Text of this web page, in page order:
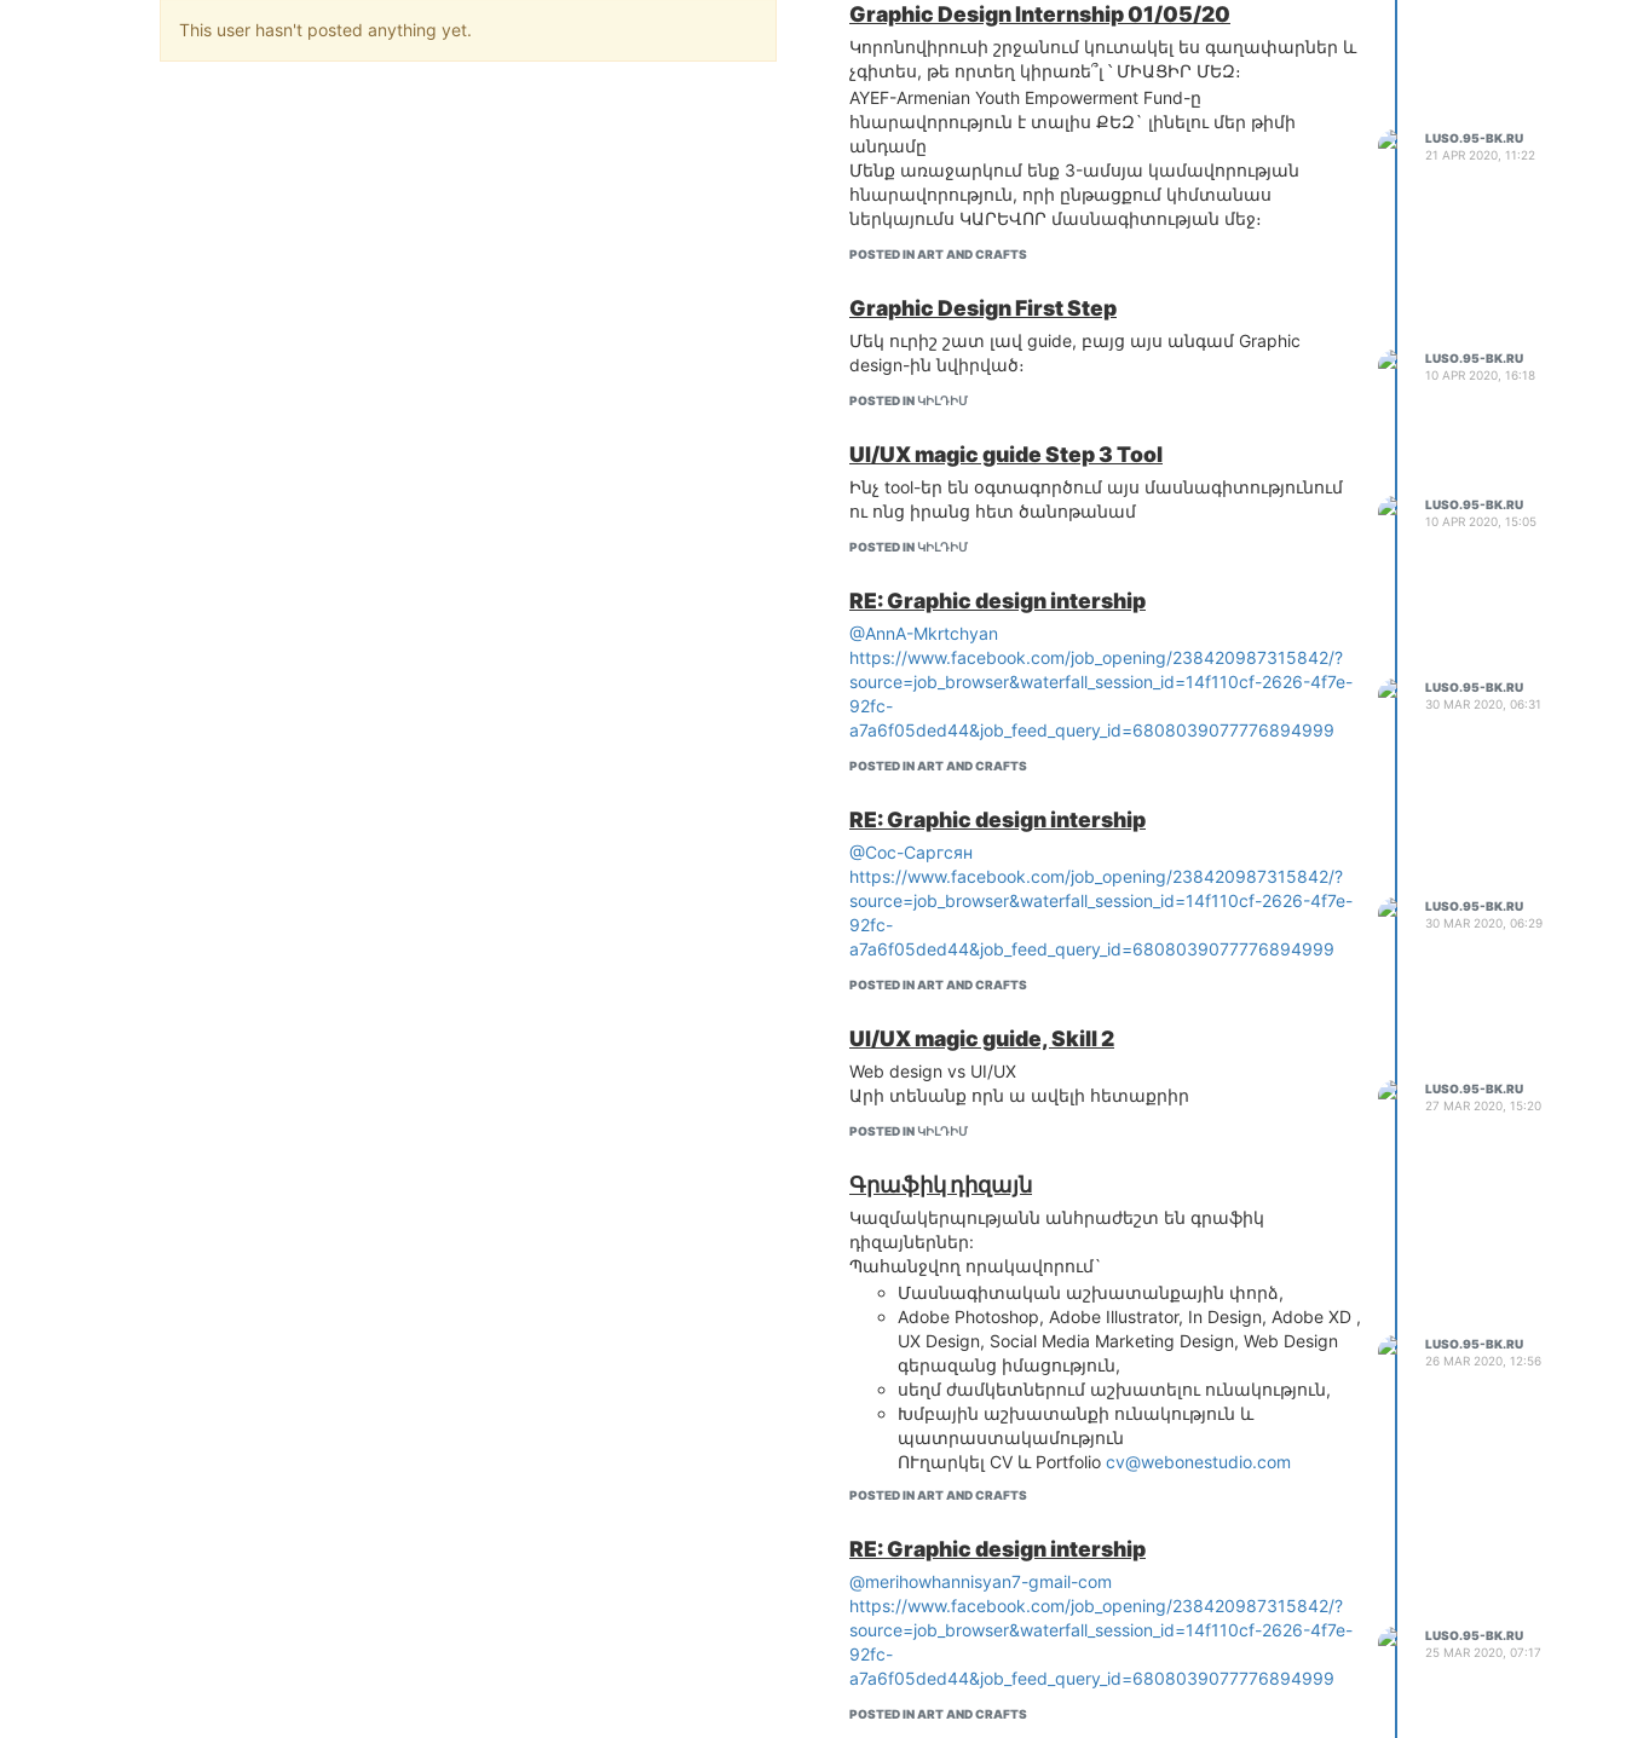
This user hasn't posted anything yet.
Graphic Design Internship 01/05/20
Կորոնովիրուսի շրջանում կուտակել ես գաղափարներ և
չգիտես, թե որտեղ կիրառե՞լ ՝ ՄԻԱՑԻՐ ՄԵԶ։
AYEF-Armenian Youth Empowerment Fund-ը
հնարավորություն է տալիս ՔԵԶ` լինելու մեր թիմի
անդամը
Մենք առաջարկում ենք 3-ամսյա կամավորության
հնարավորություն, որի ընթացքում կհմտանաս
ներկայումս ԿԱՐԵՎՈՐ մասնագիտության մեջ։
POSTED IN ART AND CRAFTS
LUSO.95-BK.RU
21 APR 2020, 11:22
Graphic Design First Step
Մեկ ուրիշ շատ լավ guide, բայց այս անգամ Graphic
design-ին նվիրված։
POSTED IN ԿԻԼԴԻՄ
LUSO.95-BK.RU
10 APR 2020, 16:18
UI/UX magic guide Step 3 Tool
Ինչ tool-եր են օգտագործում այս մասնագիտությունում
ու ոնց իրանց հետ ծանոթանամ
POSTED IN ԿԻԼԴԻՄ
LUSO.95-BK.RU
10 APR 2020, 15:05
RE: Graphic design intership
@AnnA-Mkrtchyan
https://www.facebook.com/job_opening/238420987315842/?
source=job_browser&waterfall_session_id=14f110cf-2626-4f7e-
92fc-
a7a6f05ded44&job_feed_query_id=6808039077776894999
POSTED IN ART AND CRAFTS
LUSO.95-BK.RU
30 MAR 2020, 06:31
RE: Graphic design intership
@Сос-Саргсян
https://www.facebook.com/job_opening/238420987315842/?
source=job_browser&waterfall_session_id=14f110cf-2626-4f7e-
92fc-
a7a6f05ded44&job_feed_query_id=6808039077776894999
POSTED IN ART AND CRAFTS
LUSO.95-BK.RU
30 MAR 2020, 06:29
UI/UX magic guide, Skill 2
Web design vs UI/UX
Արի տենանք որն ա ավելի հետաքրիր
POSTED IN ԿԻԼԴԻՄ
LUSO.95-BK.RU
27 MAR 2020, 15:20
Գրաֆիկ դիզայն
Կազմակերպությանն անհրաժեշտ են գրաֆիկ
դիզայներներ:
Պահանջվող որակավորում`
Մասնագիտական աշխատանքային փորձ,
Adobe Photoshop, Adobe Illustrator, In Design, Adobe XD ,
UX Design, Social Media Marketing Design, Web Design
գերազանց իմացություն,
սեղմ ժամկետներում աշխատելու ունակություն,
Խմբային աշխատանքի ունակություն և
պատրաստակամություն
ՈՒղարկել CV և Portfolio cv@webonestudio.com
POSTED IN ART AND CRAFTS
LUSO.95-BK.RU
26 MAR 2020, 12:56
RE: Graphic design intership
@merihowhannisyan7-gmail-com
https://www.facebook.com/job_opening/238420987315842/?
source=job_browser&waterfall_session_id=14f110cf-2626-4f7e-
92fc-
a7a6f05ded44&job_feed_query_id=6808039077776894999
POSTED IN ART AND CRAFTS
LUSO.95-BK.RU
25 MAR 2020, 07:17